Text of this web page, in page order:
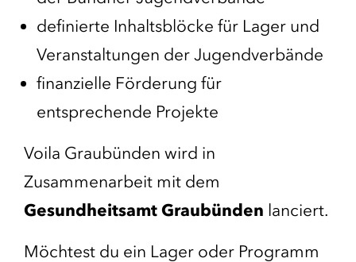
definierte Inhaltsblöcke für Lager und
Veranstaltungen der Jugendverbände
finanzielle Förderung für
entsprechende Projekte
Voila Graubünden wird in
Zusammenarbeit mit dem
Gesundheitsamt Graubünden lanciert.
Möchtest du ein Lager oder Programm